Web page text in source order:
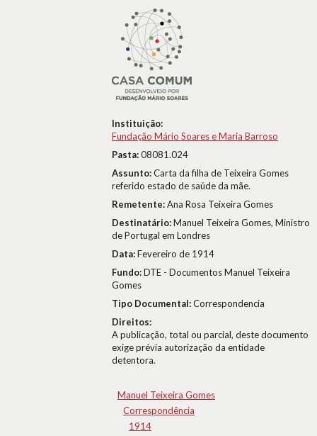
Instituição:
Fundação Mário Soares e Maria Barroso
Pasta:08081.024
Assunto:Carta da filha de Teixeira Gomes
referido estado de saúde da mãe.
Remetente:Ana Rosa Teixeira Gomes
Destinatário:Manuel Teixeira Gomes, Ministro
de Portugal em Londres
Data:Fevereiro de 1914
Fundo:DTE - Documentos Manuel Teixeira
Gomes
Tipo Documental:Correspondencia
Direitos:
A publicação, total ou parcial, deste documento
exige prévia autorização da entidade
detentora.
Manuel Teixeira Gomes
Correspondência
1914